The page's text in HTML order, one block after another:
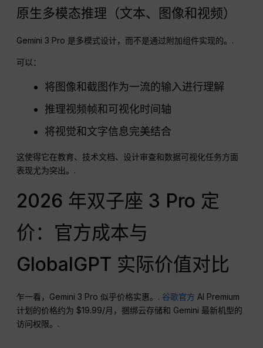
原生多模态推理（文本、图像和视频）
Gemini 3 Pro 是多模式设计，而不是通过附加组件实现的。.
可以：
将图像和截图作为一流的输入进行理解
推理视频帧和可视化时间轴
将视觉和文字信息完美结合
这使得它在教育、技术文档、设计审查和数据可视化任务方面
表现尤为突出。.
2026 年双子座 3 Pro 定
价：官方成本与
GlobalGPT 实际价值对比
乍一看，Gemini 3 Pro 似乎价格实惠。. 谷歌官方AI Premium
计划的价格约为 $19.99/月，捆绑云存储和 Gemini 最新机型的
访问权限。.